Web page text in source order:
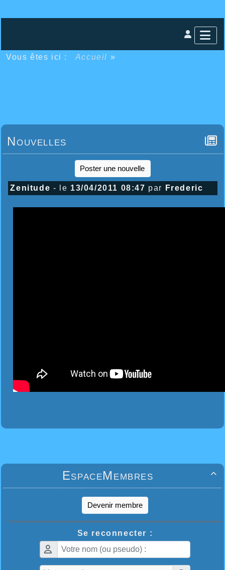
Vous êtes ici : Accueil »
Nouvelles
Poster une nouvelle
Zenitude - le 13/04/2011 08:47 par Frederic

EspaceMembres
Devenir membre
Se reconnecter :